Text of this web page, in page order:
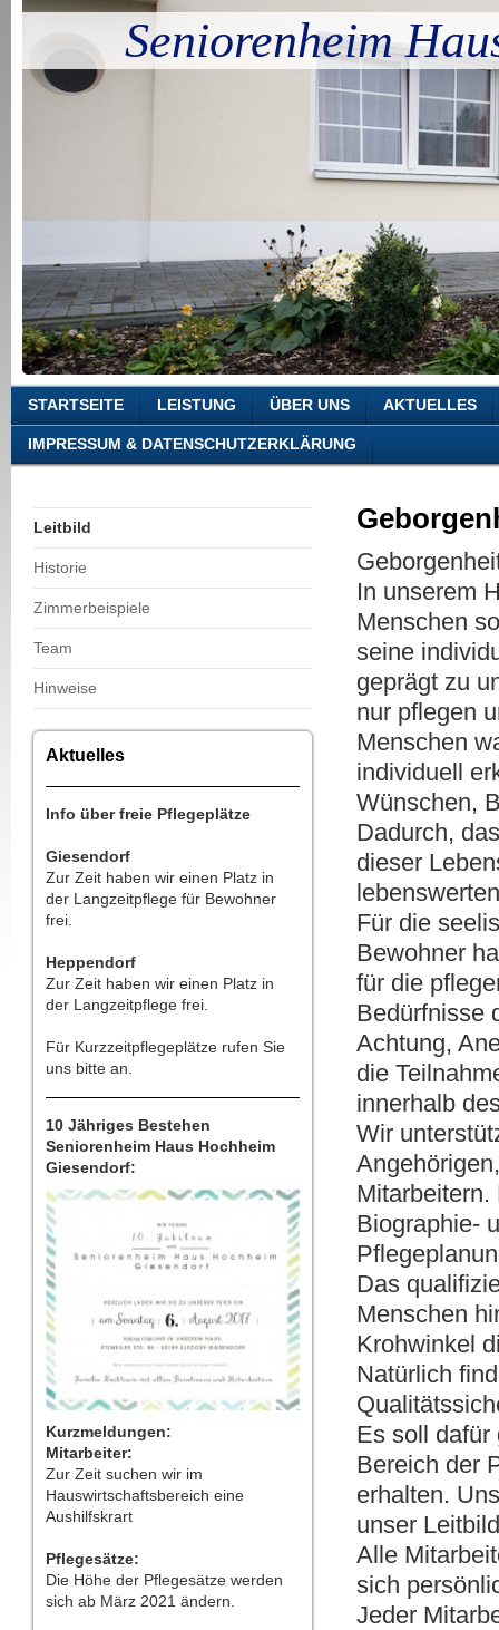
Seniorenheim
STARTSEITE LEISTUNG ÜBER UNS AKTUELLES
IMPRESSUM & DATENSCHUTZERKLÄRUNG
Leitbild
Historie
Zimmerbeispiele
Team
Hinweise
Aktuelles
Info über freie Pflegeplätze
Giesendorf
Zur Zeit haben wir einen Platz in
der Langzeitpflege für Bewohner
frei.
Heppendorf
Zur Zeit haben wir einen Platz in
der Langzeitpflege frei.
Für Kurzzeitpflegeplätze rufen Sie
uns bitte an.
10 Jähriges Bestehen
Seniorenheim Haus Hochheim
Giesendorf:
Kurzmeldungen:
Mitarbeiter:
Zur Zeit suchen wir im
Hauswirtschaftsbereich eine
Aushilfskrart
Pflegesätze:
Die Höhe der Pflegesätze werden
sich ab März 2021 ändern.
In unserem
Menschen
seine
geprägt zu
nur pflegen
Menschen
individuell
Wünschen,
Dadurch,
dieser
Für die
Bewohner
für die
Bedürfnisse
Achtung,
die
innerhalb
Wir
Biographie-
Das
Menschen
Krohwinkel
Natürlich
Es soll dafür
Bereich der
erhalten.
unser
Alle
sich
Jeder